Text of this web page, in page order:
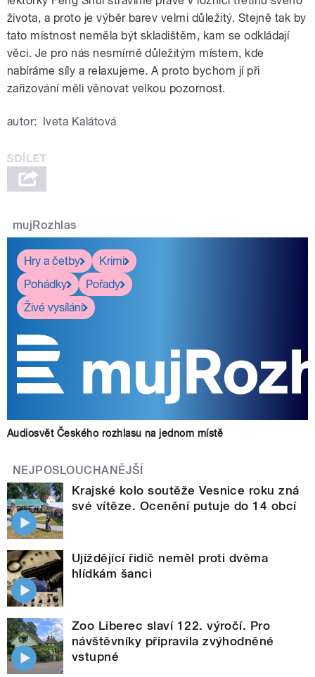
života, a proto je výběr barev velmi důležitý. Stejně tak by
tato místnost neměla být skladištěm, kam se odkládají
věci. Je pro nás nesmírně důležitým místem, kde
nabíráme síly a relaxujeme. A proto bychom jí při
zařizování měli věnovat velkou pozornost.
autor: Iveta Kalátová
mujRozhlas
Hry a četby
Krimi
Pohádky
Pořady
Živé vysílání
Audiosvět Českého rozhlasu na jednom místě
NEJPOSLOUCHANĚJŠÍ
Krajské kolo soutěže Vesnice roku zná
své vítěze. Ocenění putuje do 14 obcí
Ujíždějící řidič neměl proti dvěma
hlídkám šanci
Zoo Liberec slaví 122. výročí. Pro
návštěvníky připravila zvýhodněné
vstupné